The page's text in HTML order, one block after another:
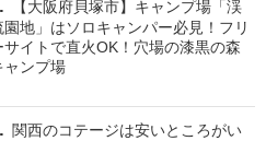
【大阪府貝塚市】キャンプ場「渓
園地」はソロキャンパー必見！フリ
サイトで直火OK！穴場の漆黒の森
ャンプ場
関西のコテージは安いところがい